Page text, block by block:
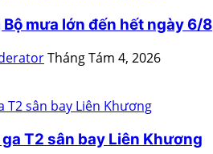
mưa lớn đến hết ngày 6/8
Tháng Tám 4, 2026
T2 sân bay Liên Khương